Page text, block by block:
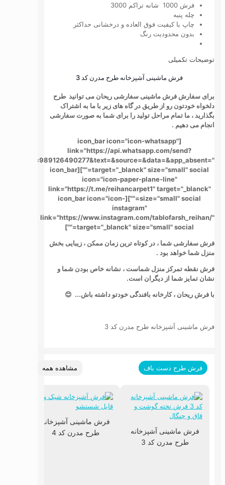
فرش 1000 شانه تراکم 3000
چله پنبه
چاپ با کیفیت فوق العاده و درخشانی حداکثر
بدون محدودیت رنگ
توضیحات تکمیلی
فرش ماشینی آشپزخانه طرح مدرن کد 3
برای سفارش فرش ماشینی سفارشی ریحان می توانید طرح
دلخواه خودتون رو از طریق در گاه های زیر با ما به اشتراک
بگذارید ، ما تمام مراحل تولید را برای شما به صورت سفارشی
انجام می دهیم .
[icon_bar icon="icon-whatsapp"
link="https://api.whatsapp.com/send?
phone=989126490277&text=&source=&data=&app_absent="
target="_blanck" size="small" social=""][icon_bar
icon="icon-paper-plane-line"
link="https://t.me/reihancarpet1" target="_blanck"
size="small" social=""][icon_bar icon="icon-
instagram"
link="https://www.instagram.com/tablofarsh_reihan/"
target="_blanck" size="small" social=""]
فرش سفارشی شما ، در کوتاه ترین زمان ممکن ، زیبایی بخش
منزل شما خواهد بود .
فرش نقطه تمرکز منزل شماست ، نشانه خاص بودن شما و
نشان تمایز شما از دیگران است.
با فرش ریحان ، کارخانه بافندگی خودتو داشته باش... 😊
فرش ماشینی آشپزخانه طرح مدرن کد 3
فرش طرح دست باف مشاهده همه
فرش ماشینی آشپزخانه
طرح مدرن کد 3
فرش ماشینی آشپزخانه
طرح مدرن کد 4